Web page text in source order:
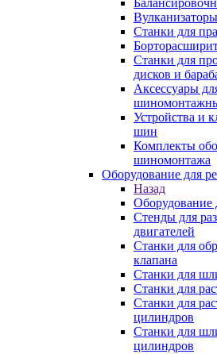
Вулканизаторы
Станки для
Станки для
дисков и
Аксессуары
Устройства и
шин
Комплекты
шиномонтажа
Оборудование для
Назад
Оборудование
Стенды для
двигателей
Станки для
клапана
Станки для
Станки для
Станки для
цилиндров
Станки для
цилиндров